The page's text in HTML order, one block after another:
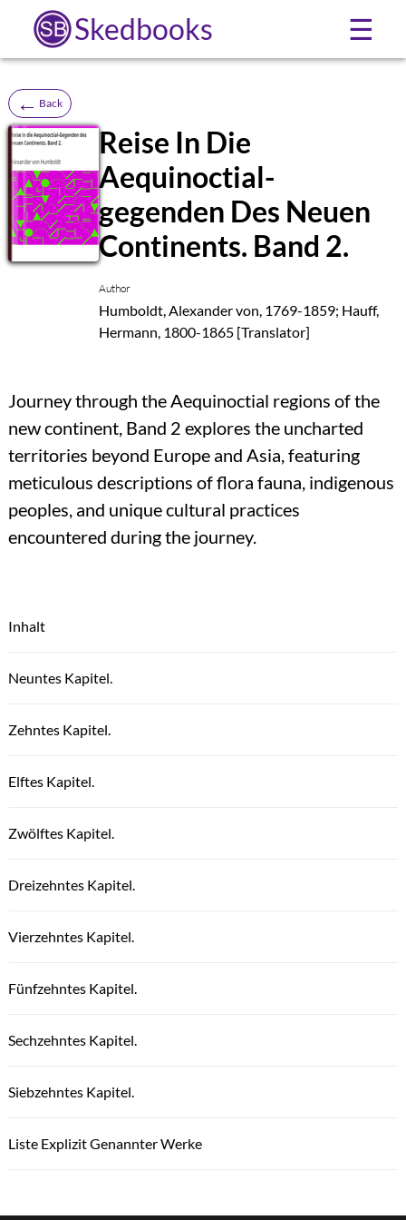
Skedbooks ☰
← Back
SB
Reise In Die
Aequinoctial-
gegenden Des Neuen
Continents. Band 2.
Author
Humboldt, Alexander von, 1769-1859; Hauff,
Hermann, 1800-1865 [Translator]
Journey through the Aequinoctial regions of the
new continent, Band 2 explores the uncharted
territories beyond Europe and Asia, featuring
meticulous descriptions of flora fauna, indigenous
peoples, and unique cultural practices
encountered during the journey.
Inhalt
Neuntes Kapitel.
Zehntes Kapitel.
Elftes Kapitel.
Zwölftes Kapitel.
Dreizehntes Kapitel.
Vierzehntes Kapitel.
Fünfzehntes Kapitel.
Sechzehntes Kapitel.
Siebzehntes Kapitel.
Liste Explizit Genannter Werke